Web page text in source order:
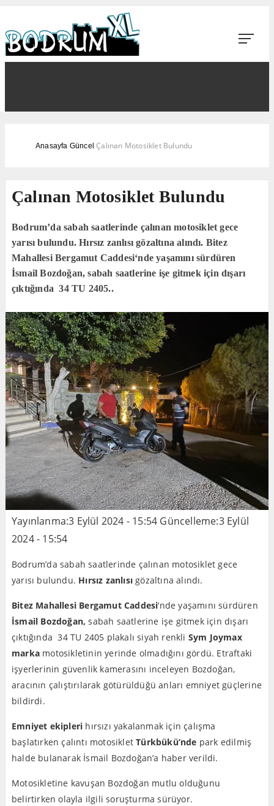
Anasayfa Güncel Çalınan Motosiklet Bulundu
Çalınan Motosiklet Bulundu
Bodrum’da sabah saatlerinde çalınan motosiklet gece
yarısı bulundu. Hırsız zanlısı gözaltına alındı. Bitez
Mahallesi Bergamut Caddesi‘nde yaşamını sürdüren
İsmail Bozdoğan, sabah saatlerine işe gitmek için dışarı
çıktığında 34 TU 2405..
Yayınlanma:3 Eylül 2024 - 15:54 Güncelleme:3 Eylül
2024 - 15:54
Bodrum’da sabah saatlerinde çalınan motosiklet gece
yarısı bulundu. Hırsız zanlısı gözaltına alındı.
Bitez Mahallesi Bergamut Caddesi‘nde yaşamını sürdüren
İsmail Bozdoğan, sabah saatlerine işe gitmek için dışarı
çıktığında 34 TU 2405 plakalı siyah renkli Sym Joymax
marka motosikletinin yerinde olmadığını gördü. Etraftaki
işyerlerinin güvenlik kamerasını inceleyen Bozdoğan,
aracının çalıştırılarak götürüldüğü anları emniyet güçlerine
bildirdi.
Emniyet ekipleri hırsızı yakalanmak için çalışma
başlatırken çalıntı motosikletTürkbükü’nde park edilmiş
halde bulanarak İsmail Bozdoğan’a haber verildi.
Motosikletine kavuşan Bozdoğan mutlu olduğunu
belirtirken olayla ilgili soruşturma sürüyor.